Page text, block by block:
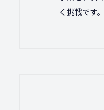
く挑戦です。